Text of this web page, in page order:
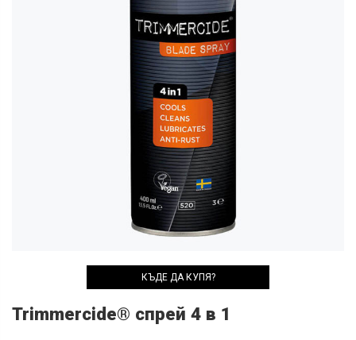
КЪДЕ ДА КУПЯ?
Trimmercide® спрей 4 в 1